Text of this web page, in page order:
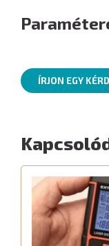
ÍRJON EGY